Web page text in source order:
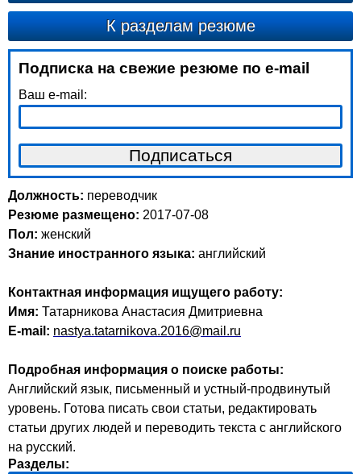
К разделам резюме
Подписка на свежие резюме по e-mail
Ваш e-mail:
Должность: переводчик
Резюме размещено: 2017-07-08
Пол: женский
Знание иностранного языка: английский
Контактная информация ищущего работу:
Имя: Татарникова Анастасия Дмитриевна
E-mail: nastya.tatarnikova.2016@mail.ru
Подробная информация о поиске работы:
Английский язык, письменный и устный-продвинутый
уровень. Готова писать свои статьи, редактировать
статьи других людей и переводить текста с английского
на русский.
Разделы: